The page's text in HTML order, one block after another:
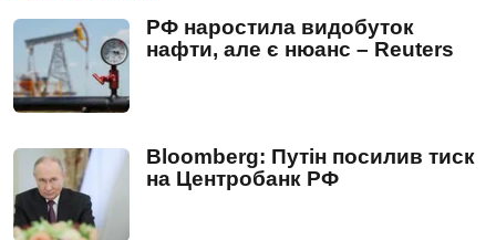
РФ наростила видобуток
нафти, але є нюанс – Reuters
Bloomberg: Путін посилив тиск
на Центробанк РФ